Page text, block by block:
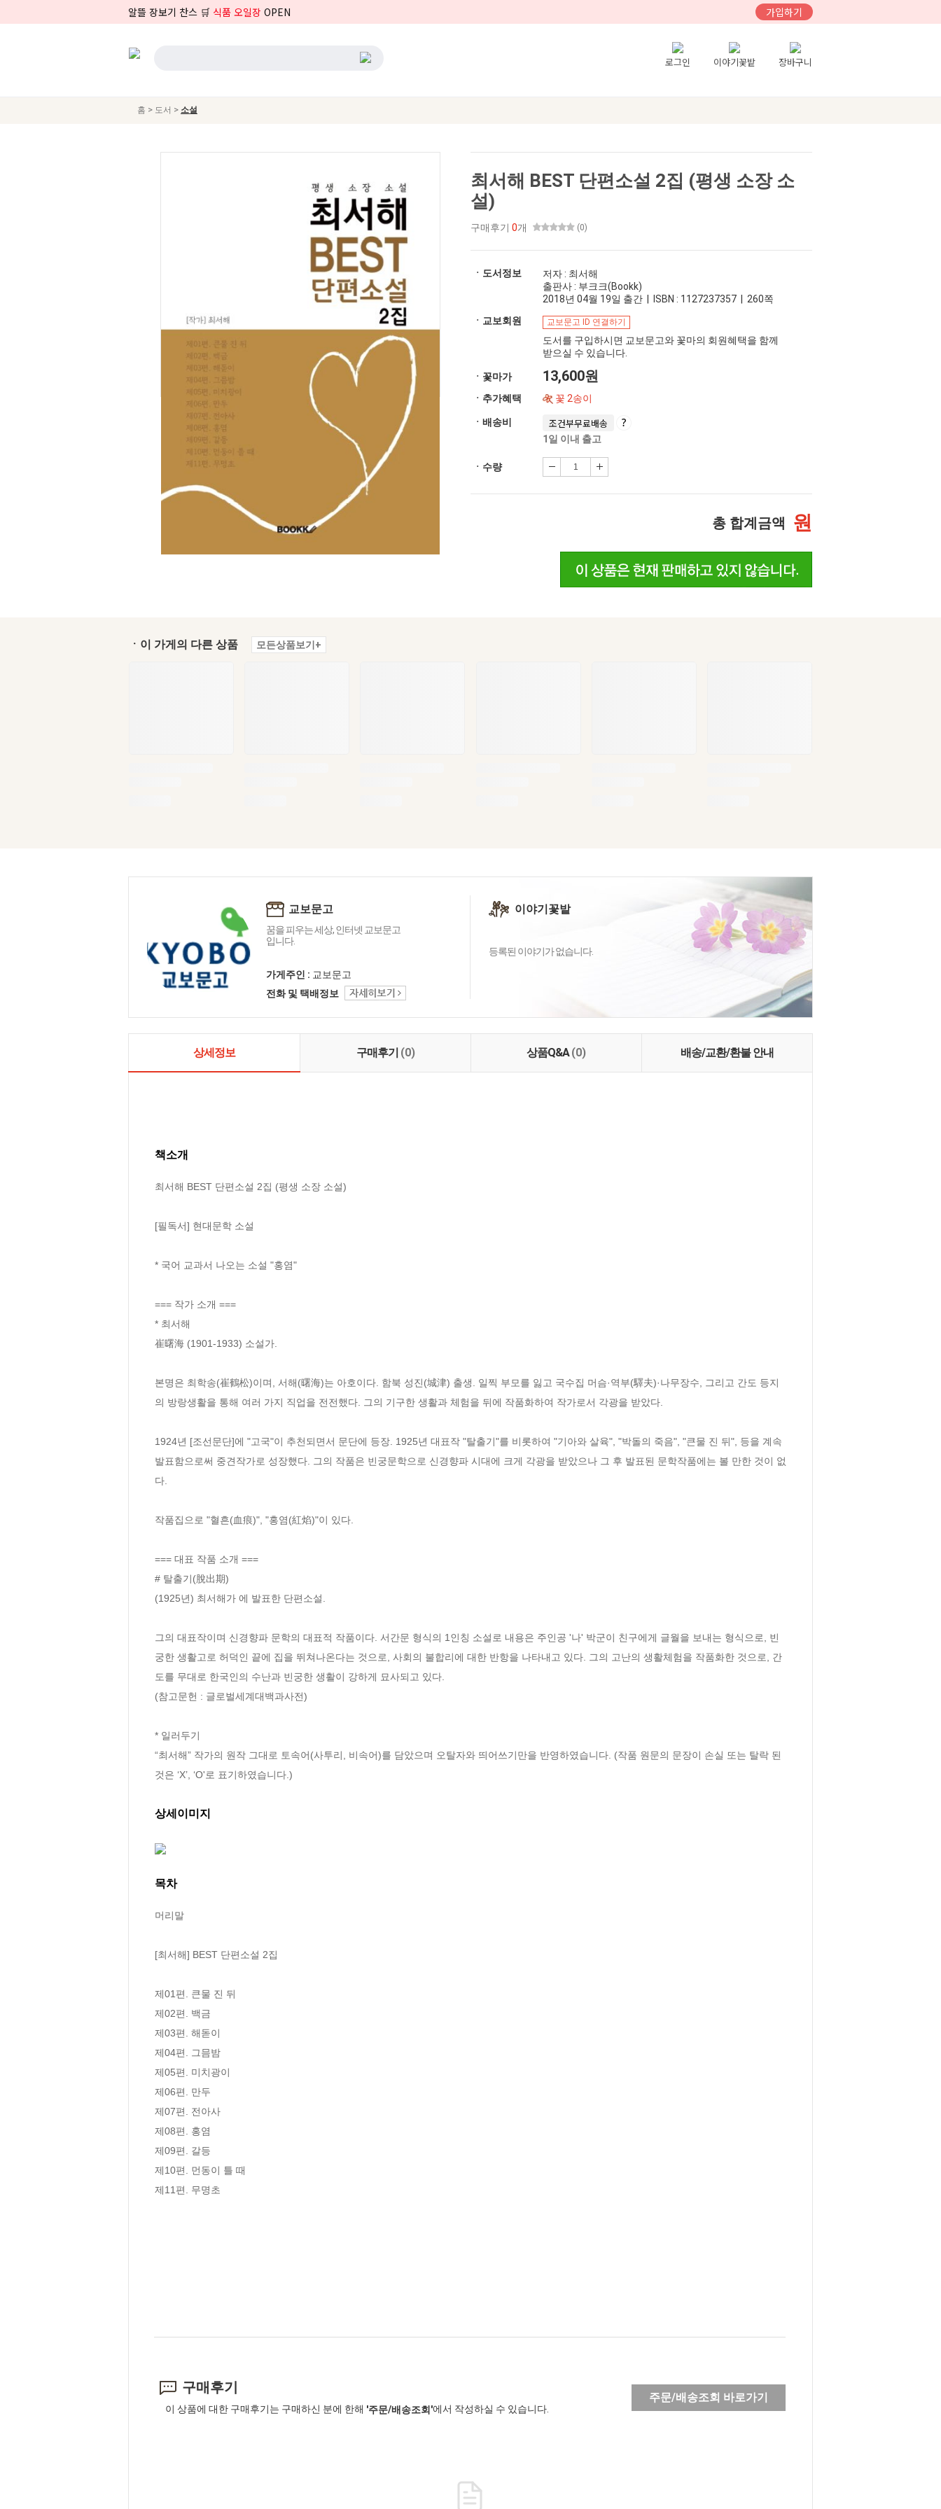
알뜰 장보기 찬스 🛒 식품 오일장 OPEN 가입하기
로그인 이야기꽃밭 장바구니
홈 > 도서 > 소설
최서해 BEST 단편소설 2집 (평생 소장 소
설)
구매후기 0개 (0)
ㆍ도서정보
저자 : 최서해
출판사 : 부크크(Bookk)
2018년 04월 19일 출간 | ISBN : 1127237357 | 260쪽
ㆍ교보회원
교보문고 ID 연결하기
도서를 구입하시면 교보문고와 꽃마의 회원혜택을 함께
받으실 수 있습니다.
ㆍ꽃마가 13,600원
ㆍ추가혜택 꽃 2송이
ㆍ배송비 조건부무료배송
1일 이내 출고
ㆍ수량
총 합계금액 원
ㆍ이 가게의 다른 상품 모든상품보기+
교보문고
꿈을 피우는 세상, 인터넷 교보문고
입니다.
가게주인 : 교보문고
전화 및 택배정보
이야기꽃밭
등록된 이야기가 없습니다.
상세정보 구매후기 (0) 상품Q&A(0) 배송/교환/환불 안내
책소개
최서해 BEST 단편소설 2집 (평생 소장 소설)
[필독서] 현대문학 소설
* 국어 교과서 나오는 소설 "홍염"
=== 작가 소개 ===
* 최서해
崔曙海 (1901-1933) 소설가.
본명은 최학송(崔鶴松)이며, 서해(曙海)는 아호이다. 함북 성진(城津) 출생. 일찍 부모를 잃고 국수집 머슴·역부(驛夫)·나무장수, 그리고 간도 등지
의 방랑생활을 통해 여러 가지 직업을 전전했다. 그의 기구한 생활과 체험을 뒤에 작품화하여 작가로서 각광을 받았다.
1924년 [조선문단]에 "고국"이 추천되면서 문단에 등장. 1925년 대표작 "탈출기"를 비롯하여 "기아와 살육", "박돌의 죽음", "큰물 진 뒤", 등을 계속
발표함으로써 중견작가로 성장했다. 그의 작품은 빈궁문학으로 신경향파 시대에 크게 각광을 받았으나 그 후 발표된 문학작품에는 볼 만한 것이 없
다.
작품집으로 "혈흔(血痕)", "홍염(紅焰)"이 있다.
=== 대표 작품 소개 ===
# 탈출기(脫出期)
(1925년) 최서해가 에 발표한 단편소설.
그의 대표작이며 신경향파 문학의 대표적 작품이다. 서간문 형식의 1인칭 소설로 내용은 주인공 '나' 박군이 친구에게 글월을 보내는 형식으로, 빈
궁한 생활고로 허덕인 끝에 집을 뛰쳐나온다는 것으로, 사회의 불합리에 대한 반항을 나타내고 있다. 그의 고난의 생활체험을 작품화한 것으로, 간
도를 무대로 한국인의 수난과 빈궁한 생활이 강하게 묘사되고 있다.
(참고문헌 : 글로벌세계대백과사전)
* 일러두기
“최서해” 작가의 원작 그대로 토속어(사투리, 비속어)를 담았으며 오탈자와 띄어쓰기만을 반영하였습니다. (작품 원문의 문장이 손실 또는 탈락 된
것은 ‘X’, ‘O'로 표기하였습니다.)
상세이미지
목차
머리말
[최서해] BEST 단편소설 2집
제01편. 큰물 진 뒤
제02편. 백금
제03편. 해돋이
제04편. 그믐밤
제05편. 미치광이
제06편. 만두
제07편. 전아사
제08편. 홍염
제09편. 갈등
제10편. 먼동이 틀 때
제11편. 무명초
구매후기
이 상품에 대한 구매후기는 구매하신 분에 한해 '주문/배송조회'에서 작성하실 수 있습니다.
주문/배송조회 바로가기